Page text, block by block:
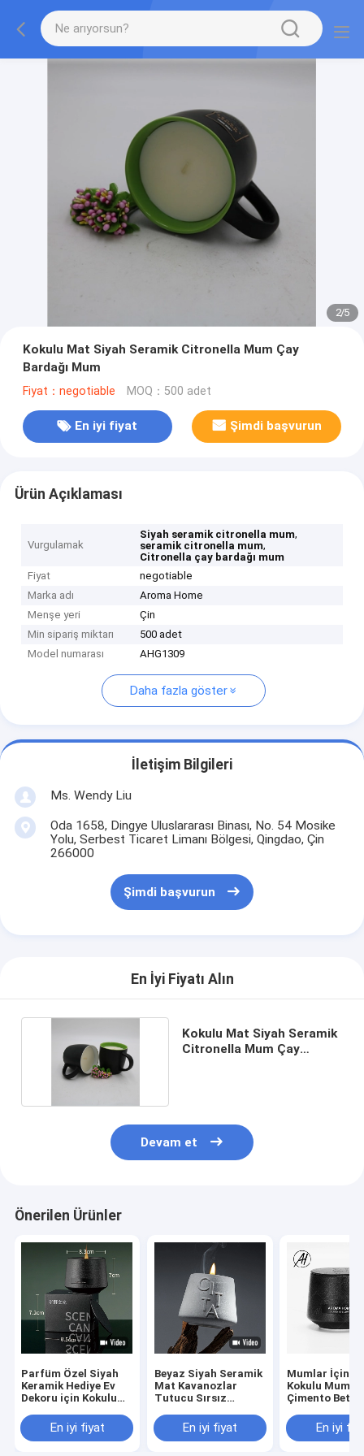
2/5
Kokulu Mat Siyah Seramik Citronella Mum Çay
Bardağı Mum
Fiyat：negotiable MOQ：500 adet
En iyi fiyat Şimdi başvurun
Ürün Açıklaması
Vurgulamak
Siyah seramik citronella mum,
seramik citronella mum,
Citronella çay bardağı mum
Fiyat
negotiable
Marka adı
Aroma Home
Menşe yeri
Çin
Min sipariş miktarı
500 adet
Model numarası
AHG1309
Daha fazla göster
İletişim Bilgileri
Ms. Wendy Liu
Oda 1658, Dingye Uluslararası Binası, No. 54 Mosike
Yolu, Serbest Ticaret Limanı Bölgesi, Qingdao, Çin
266000
Şimdi başvurun
En İyi Fiyatı Alın
Kokulu Mat Siyah Seramik
Citronella Mum Çay
Devam et
Önerilen Ürünler
Parfüm Özel Siyah
Keramik Hediye Ev
Dekoru için Kokulu
En iyi fiyat
Beyaz Siyah Seramik
Mat Kavanozlar
Tutucu Sırsız
Kokulu Mum
En iyi fiyat
Mumlar İçin
Kokulu Mum
Çimento
En iyi